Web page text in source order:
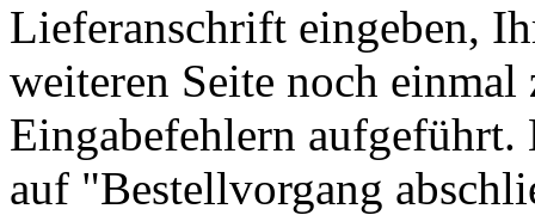
Lieferanschrift eingeben,
weiteren Seite noch
Eingabefehlern
auf "Bestellvorgang